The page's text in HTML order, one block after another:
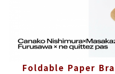
Foldable Paper